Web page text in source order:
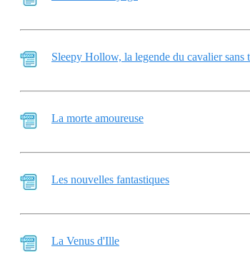
Sleepy Hollow, la legende du cavalier sans
La morte amoureuse
Les nouvelles fantastiques
La Venus d'Ille